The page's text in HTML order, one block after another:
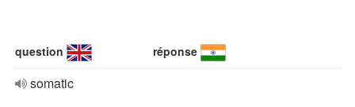
question réponse
somatic